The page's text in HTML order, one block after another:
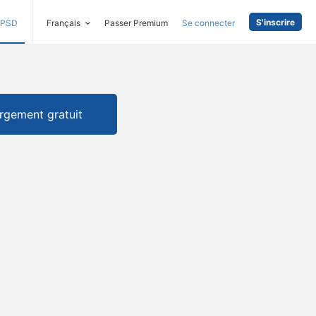
PSD Français Passer Premium Se connecter S'inscrire
gratuit